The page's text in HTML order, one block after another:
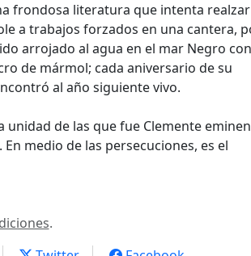
frondosa literatura que intenta
a trabajos forzados en una cantera,
arrojado al agua en el mar Negro con
de mármol; cada aniversario de su
al año siguiente vivo.
unidad de las que fue Clemente
medio de las persecuciones, es el
.